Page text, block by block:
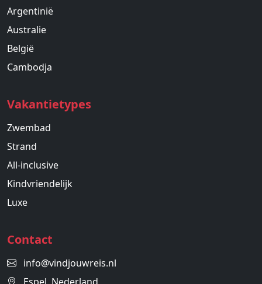
Argentinië
Australie
België
Cambodja
Vakantietypes
Zwembad
Strand
All-inclusive
Kindvriendelijk
Luxe
Contact
info@vindjouwreis.nl